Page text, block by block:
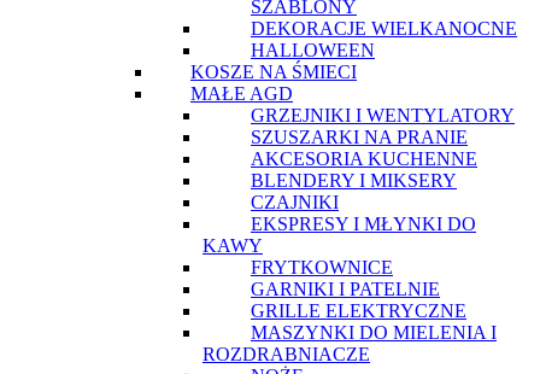
SZABLONY
DEKORACJE WIELKANOCNE
HALLOWEEN
KOSZE NA ŚMIECI
MAŁE AGD
GRZEJNIKI I WENTYLATORY
SZUSZARKI NA PRANIE
AKCESORIA KUCHENNE
BLENDERY I MIKSERY
CZAJNIKI
EKSPRESY I MŁYNKI DO
KAWY
FRYTKOWNICE
GARNIKI I PATELNIE
GRILLE ELEKTRYCZNE
MASZYNKI DO MIELENIA I
ROZDRABNIACZE